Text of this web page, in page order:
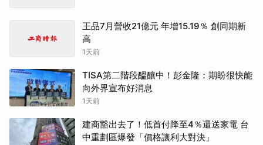
王品7月營收21億元 年增15.19％ 創同期新
高
1天前
TISA第二階段醞釀中！彭金隆：期盼很快能
向外界宣布好消息
1天前
建商豁出去了！低首付降至4％還送家電 台
中重劃區爆發「價格讓利大對決」